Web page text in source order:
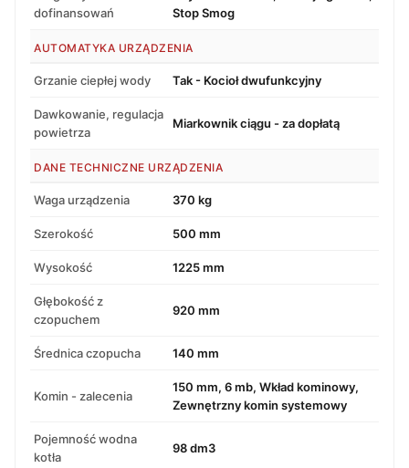
dofinansowań
Stop Smog
AUTOMATYKA URZĄDZENIA
Grzanie ciepłej wody Tak - Kocioł dwufunkcyjny
Dawkowanie, regulacja
powietrza
Miarkownik ciągu - za dopłatą
DANE TECHNICZNE URZĄDZENIA
Waga urządzenia 370 kg
Szerokość 500 mm
Wysokość 1225 mm
Głębokość z
czopuchem
920 mm
Średnica czopucha 140 mm
Komin - zalecenia
150 mm, 6 mb, Wkład kominowy,
Zewnętrzny komin systemowy
Pojemność wodna
kotła
98 dm3